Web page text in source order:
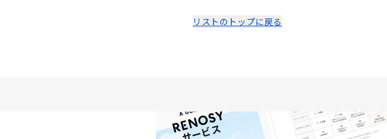
リストのトップに戻る